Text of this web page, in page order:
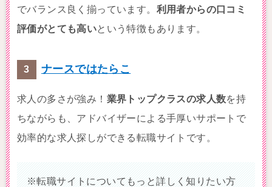
でバランス良く揃っています。 利用者からの口コミ
評価がとても高いという特徴もあります。
ナースではたらこ
求人の多さが強み！ 業界トップクラスの求人数を持
ちながらも、アドバイザーによる手厚いサポートで
効率的な求人探しができる転職サイトです。
※転職サイトについてもっと詳しく知りたい方